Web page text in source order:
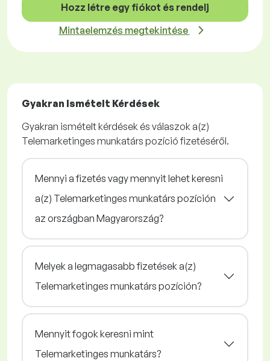
Hozz létre egy fiókot és rendelj
Mintaelemzés megtekintése
Gyakran Ismételt Kérdések
Gyakran ismételt kérdések és válaszok a(z)
Telemarketinges munkatárs pozíció fizetéséről.
Mennyi a fizetés vagy mennyit lehet keresni
a(z) Telemarketinges munkatárs pozíción
az országban Magyarország?
Melyek a legmagasabb fizetések a(z)
Telemarketinges munkatárs pozíción?
Mennyit fogok keresni mint
Telemarketinges munkatárs?